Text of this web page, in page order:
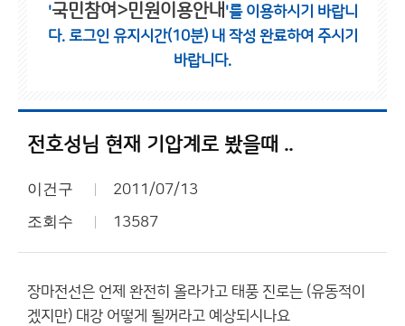
'국민참여>민원이용안내 '를 이용하시기 바랍니
다. 로그인 유지시간(10분) 내 작성 완료하여 주시기
바랍니다.
전호성님 현재 기압계로 봤을때 ..
이건구 2011/07/13
조회수 13587
장마전선은 언제 완전히 올라가고 태풍 진로는 (유동적이
겠지만) 대강 어떻게 될꺼라고 예상되시나요